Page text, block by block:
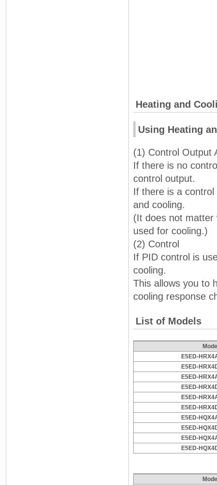
Heating and
Using Heating
(1) Control Output
If there is no
control output.
If there is a
and cooling.
(It does not matter
used for cooling.)
(2) Control
If PID control is
cooling.
This allows you to
cooling response
List of Models
E5ED-
E5ED-
E5ED-
E5ED-
E5ED-
E5ED-
E5ED-
E5ED-
E5ED-
E5ED-